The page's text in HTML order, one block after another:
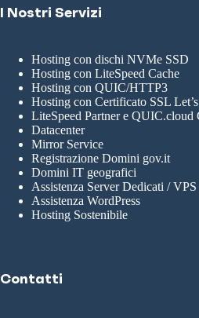
I Nostri Servizi
Hosting con dischi NVMe SSD
Hosting con LiteSpeed Cache
Hosting con QUIC/HTTP3
Hosting con Certificato SSL
LiteSpeed Partner e QUIC.cloud
Datacenter
Mirror Service
Registrazione Domini gov.it
Domini IT geografici
Assistenza Server Dedicati /
Assistenza WordPress
Hosting Sostenibile
Contatti